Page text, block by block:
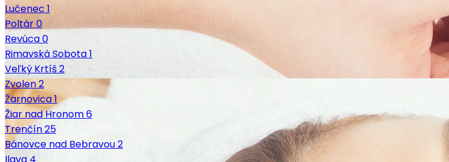
Lučenec 1
Poltár0
Revúca0
Rimavská Sobota1
Veľký Krtíš2
Zvolen2
Žarnovica1
Žiar nad Hronom6
Trenčín25
Bánovce nad Bebravou2